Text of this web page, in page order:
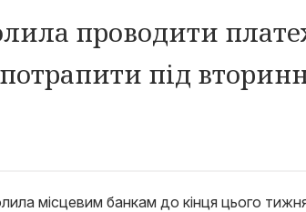
проводити
під
місцевим банкам до кінця цього